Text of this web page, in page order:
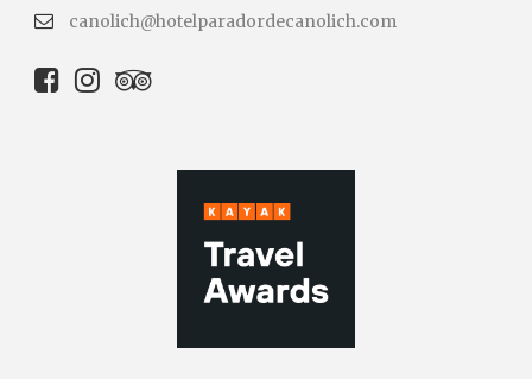
canolich@hotelparadordecanolich.com